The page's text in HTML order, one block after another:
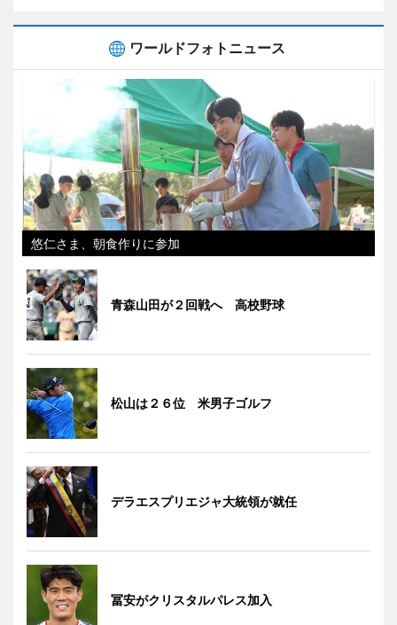
ワールドフォトニュース
悠仁さま、朝食作りに参加
青森山田が２回戦へ 高校野球
松山は２６位 米男子ゴルフ
デラエスプリエジャ大統領が就任
冨安がクリスタルパレス加入